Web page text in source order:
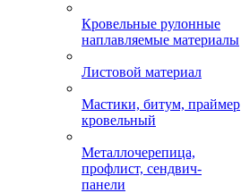
Кровельные рулонные
наплавляемые материалы
Листовой материал
Мастики, битум, праймер
кровельный
Металлочерепица,
профлист, сендвич-
панели